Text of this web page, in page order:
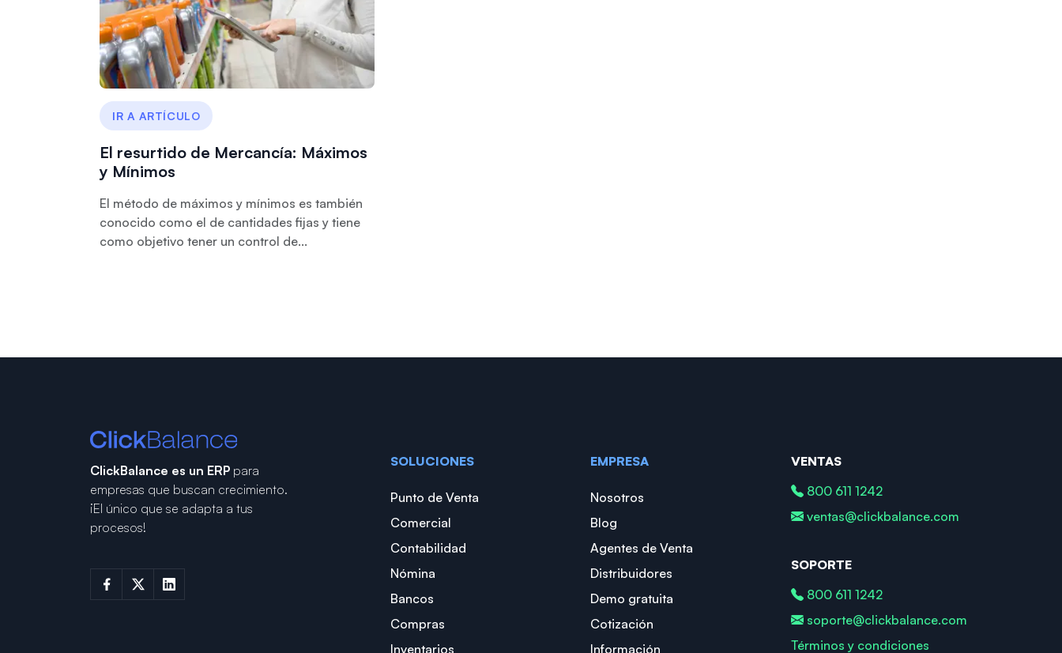
IR A ARTÍCULO
El resurtido de Mercancía: Máximos
y Mínimos
El método de máximos y mínimos es también
conocido como el de cantidades fijas y tiene
como objetivo tener un control de...
ClickBalance es un ERP para
empresas que buscan crecimiento.
¡El único que se adapta a tus
procesos!
SOLUCIONES
Punto de Venta
Comercial
Contabilidad
Nómina
Bancos
Compras
Inventarios
EMPRESA
Nosotros
Blog
Agentes de Venta
Distribuidores
Demo gratuita
Cotización
Información
VENTAS
800 611 1242
ventas@clickbalance.com
SOPORTE
800 611 1242
soporte@clickbalance.com
Términos y condiciones